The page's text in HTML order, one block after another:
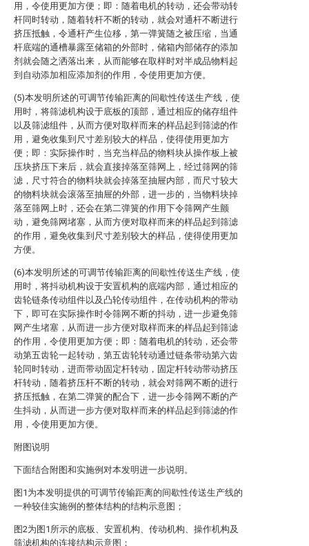
用，令使用更加方便；即：随着电机的转动，还会带动转
杆同时转动，随着转杆不断的转动，就会对通杆不断进行
挤压抵触，令通杆产生位移，第一弹簧随之被压缩，当通
杆底端的通槽暴露至储箱的外部时，储箱内部储存的添加
剂就会随之洒落出来，从而能够在取样时对半成品物料起
到自动添加相应添加剂的作用，令使用更加方便。
(5)本发明所述的可调节传输距离的间歇性传送生产线，使
用时，将筛滤机构设于底板的顶部，通过相应的储存组件
以及筛滤组件，从而方便对取样而来的样品起到筛滤的作
用，避免收集到尺寸差别较大的样品，使得使用更加方
便；即：实际操作时，当充当样品的物料块从操作板上被
压块挤压下来后，就会直接掉落至筛网上，经过筛网的筛
滤，尺寸符合的物料块就会掉落至抽屉内部，而尺寸较大
的物料块就会滚落至抽屉的外部，进一步的，当物料块掉
落至筛网上时，还会在第二弹簧的作用下令筛网产生颤
动，避免筛网堵塞，从而方便对取样而来的样品起到筛滤
的作用，避免收集到尺寸差别较大的样品，使得使用更加
方便。
(6)本发明所述的可调节传输距离的间歇性传送生产线，使
用时，将抖动机构设于安置机构的底端内部，通过相应的
齿轮链条传动组件以及凸轮传动组件，在传动机构的带动
下，即可在实际操作时令筛网不断的抖动，进一步避免筛
网产生堵塞，从而进一步方便对取样而来的样品起到筛滤
的作用，令使用更加方便；即：随着电机的转动，还会带
动第五齿轮一起转动，第五齿轮转动通过链条带动第六齿
轮同时转动，进而带动固定杆转动，固定杆转动带动挤压
杆转动，随着挤压杆不断的转动，就会对筛网不断的进行
挤压抵触，在第二弹簧的配合下，进一步令筛网不断的产
生抖动，从而进一步方便对取样而来的样品起到筛滤的作
用，令使用更加方便。
附图说明
下面结合附图和实施例对本发明进一步说明。
图1为本发明提供的可调节传输距离的间歇性传送生产线的
一种较佳实施例的整体结构的结构示意图；
图2为图1所示的底板、安置机构、传动机构、操作机构及
筛滤机构的连接结构示意图；